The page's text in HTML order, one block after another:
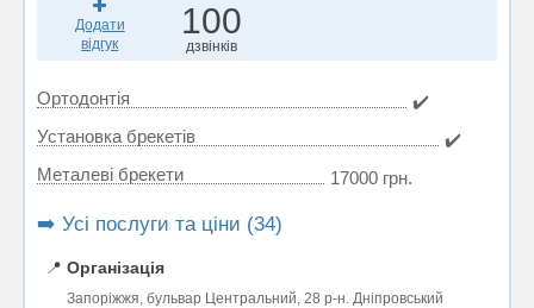
Додати
відгук
100
дзвінків
Ортодонтія
✔️
Установка брекетів
✔️
Металеві брекети
17000 грн.
➡️ Усі послуги та ціни (34)
📍 Організація
Запоріжжя, бульвар Центральний, 28 р-н. Дніпровський